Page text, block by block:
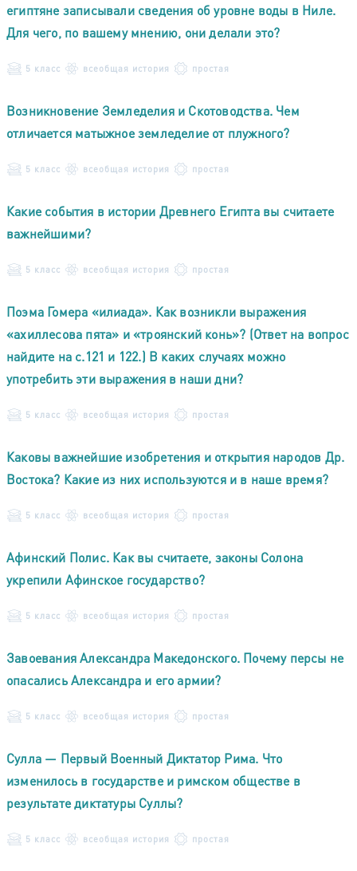
египтяне записывали сведения об уровне воды в Ниле.
Для чего, по вашему мнению, они делали это?
5 класс всеобщая история простая
Возникновение Земледелия и Скотоводства. Чем
отличается матыжное земледелие от плужного?
5 класс всеобщая история простая
Какие события в истории Древнего Египта вы считаете
важнейшими?
5 класс всеобщая история простая
Поэма Гомера «илиада». Как возникли выражения
«ахиллесова пята» и «троянский конь»? (Ответ на вопрос
найдите на с.121 и 122.) В каких случаях можно
употребить эти выражения в наши дни?
5 класс всеобщая история простая
Каковы важнейшие изобретения и открытия народов Др.
Востока? Какие из них используются и в наше время?
5 класс всеобщая история простая
Афинский Полис. Как вы считаете, законы Солона
укрепили Афинское государство?
5 класс всеобщая история простая
Завоевания Александра Македонского. Почему персы не
опасались Александра и его армии?
5 класс всеобщая история простая
Сулла — Первый Военный Диктатор Рима. Что
изменилось в государстве и римском обществе в
результате диктатуры Суллы?
5 класс всеобщая история простая